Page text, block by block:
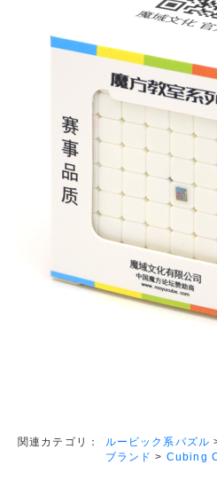
関連カテゴリ： ルービック系パズル
ブランド > Cubing